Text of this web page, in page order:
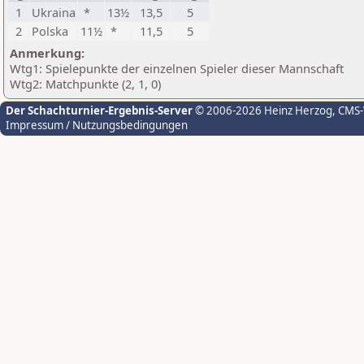
1
Ukraina * 13½ 13,5
5
2
Polska 11½ * 11,5
5
Anmerkung:
Wtg1: Spielepunkte der einzelnen Spieler dieser Mannschaft
Wtg2: Matchpunkte (2, 1, 0)
Der Schachturnier-Ergebnis-Server© 2006-2026 Heinz Herzog,
Impressum / Nutzungsbedingungen